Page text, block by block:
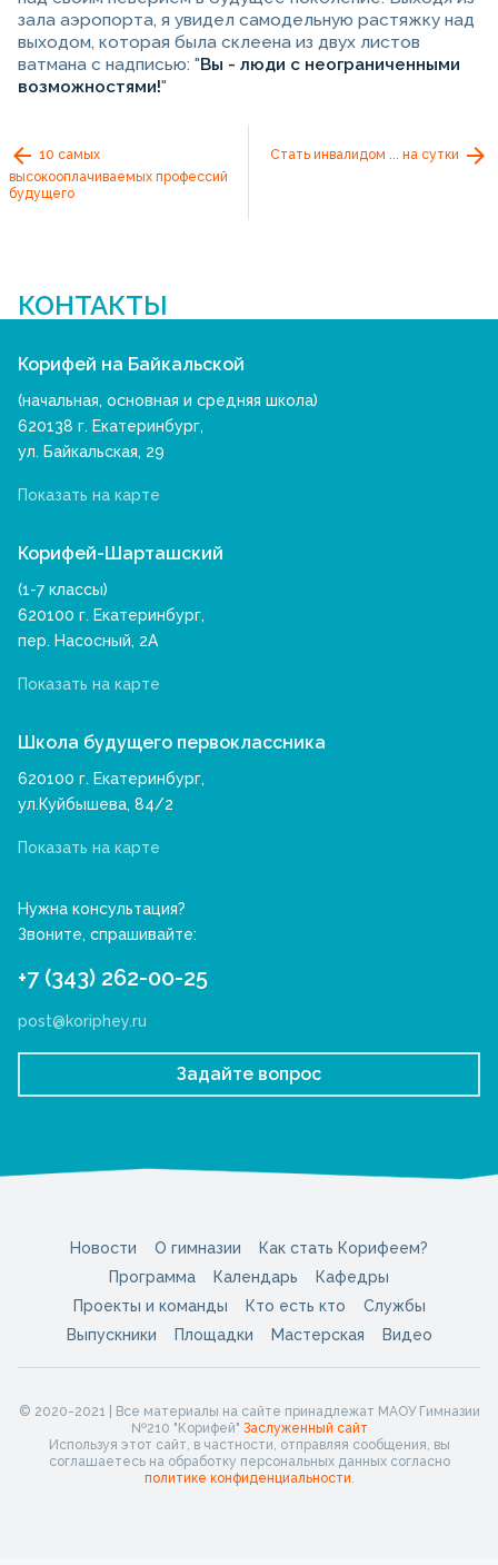
зала аэропорта, я увидел самодельную растяжку над
выходом, которая была склеена из двух листов
ватмана с надписью: "Вы - люди с неограниченными
возможностями!"
10 самых
высокооплачиваемых профессий
будущего
Стать инвалидом ... на сутки
КОНТАКТЫ
Корифей на Байкальской
(начальная, основная и средняя школа)
620138 г. Екатеринбург,
ул. Байкальская, 29
Показать на карте
Корифей-Шарташский
(1-7 классы)
620100 г. Екатеринбург,
пер. Насосный, 2А
Показать на карте
Школа будущего первоклассника
620100 г. Екатеринбург,
ул.Куйбышева, 84/2
Показать на карте
Нужна консультация?
Звоните, спрашивайте:
+7 (343) 262-00-25
post@koriphey.ru
Задайте вопрос
Новости О гимназии
Как стать Корифеем?
Программа
Календарь
Кафедры
Проекты и команды
Кто есть кто
Службы
Выпускники
Площадки Мастерская Видео
© 2020-2021 | Все материалы на сайте принадлежат МАОУ Гимназии
№210 "Корифей" Заслуженный сайт
Используя этот сайт, в частности, отправляя сообщения, вы
соглашаетесь на обработку персональных данных согласно
политике конфиденциальности.